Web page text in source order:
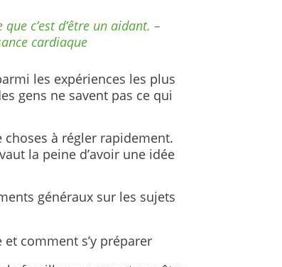
c’est d’être un aidant. –
cardiaque
les expériences les plus
gens ne savent pas ce qui
choses à régler rapidement.
la peine d’avoir une idée
généraux sur les sujets
comment s’y préparer